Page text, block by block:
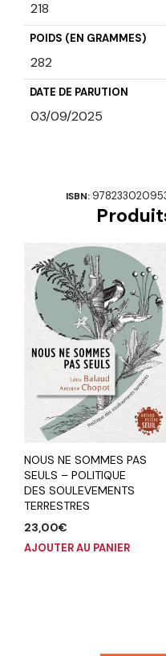
218
POIDS (EN GRAMMES)
282
DATE DE PARUTION
03/09/2025
ISBN:
NOUS NE SOMMES PAS
SEULS – POLITIQUE
DES SOULEVEMENTS
TERRESTRES
23,00€
AJOUTER AU PANIER